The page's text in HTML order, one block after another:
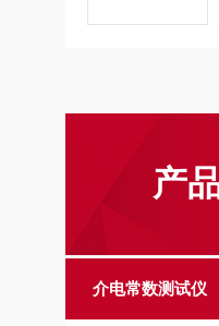
产
介电常数测试仪